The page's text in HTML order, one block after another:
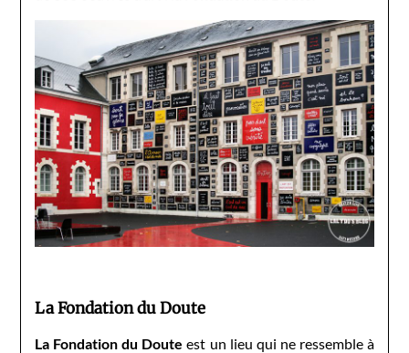
La Fondation du Doute
La Fondation du Doute est un lieu qui ne ressemble à